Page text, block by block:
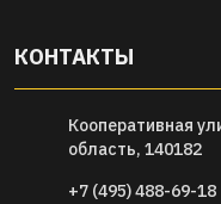
КОНТАКТЫ
Кооперативная
область, 140182
+7 (495) 488-69-18